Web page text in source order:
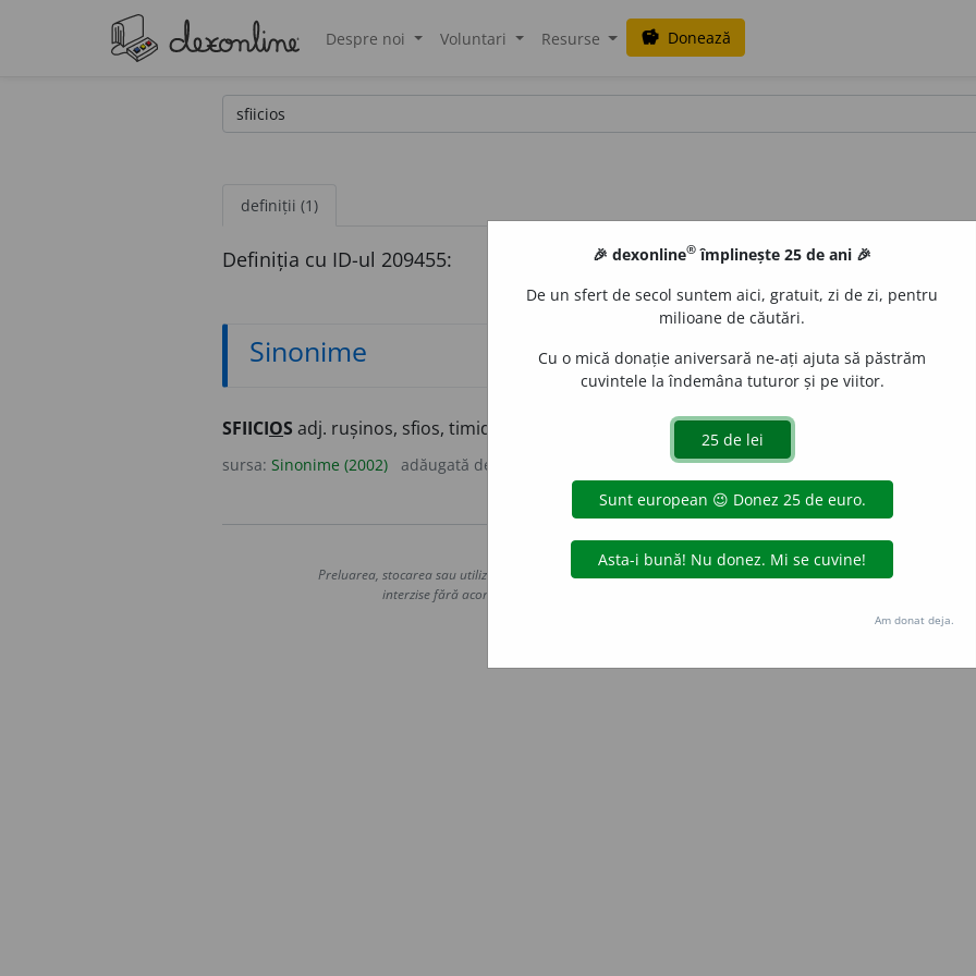
Despre noi Voluntari Resurse savings Donează
definiții (1)
Definiția cu ID-ul 209455:
Sinonime
SFIICIOS adj. rușinos, sfios, timid, (rar) sfielnic, (reg.) obraznic, obrăzat, pâșin, (înv.) sfieț.
sursa: Sinonime (2002) adăugată de
Copyright © 2004-2026 dexonline (https://dexonline.ro)
Preluarea, stocarea sau utilizarea datelor de pe acest site, inclusiv prin orice metode de extragere automată
interzise fără acordul nostru prealabil scris, cu excepția seturilor de date oferite oficial spre utilizare
Hosterion
🎉 dexonline® împlinește 25 de ani 🎉
De un sfert de secol suntem aici, gratuit, zi de zi, pentru
milioane de căutări.
Cu o mică donație aniversară ne-ați ajuta să păstrăm
cuvintele la îndemâna tuturor și pe viitor.
Am donat deja.